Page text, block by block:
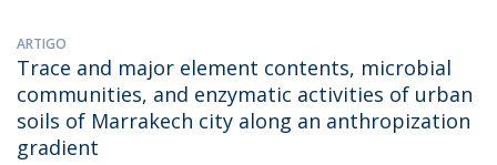
ARTIGO
Trace and major element contents, microbial
communities, and enzymatic activities of urban
soils of Marrakech city along an anthropization
gradient